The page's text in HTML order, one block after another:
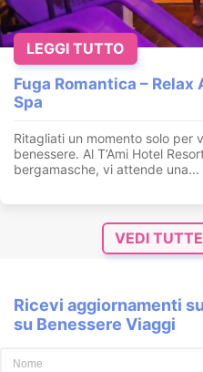
Fuga Romantica –
Spa
Ritagliati un momento solo per
benessere. Al T’Ami Hotel
bergamasche, vi attende una...
LEGGI TUTTO
VEDI
Ricevi aggiornamenti
su Benessere Viaggi